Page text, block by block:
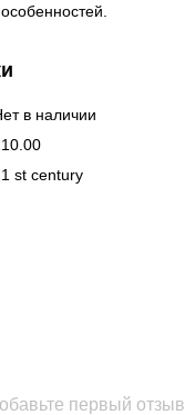
в наличии
st century
первый отзыв